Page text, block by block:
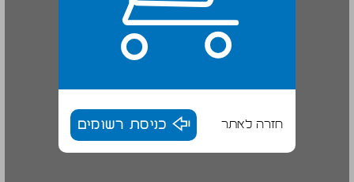
חזרה לאתר כניסת רשומים